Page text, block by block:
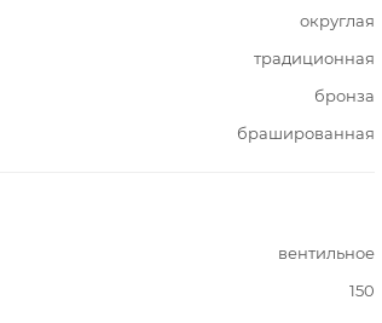
округлая
традиционная
бронза
брашированная
вентильное
150